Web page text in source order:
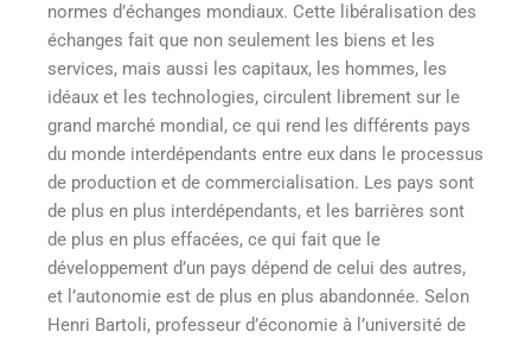
normes d’échanges mondiaux. Cette libéralisation des
échanges fait que non seulement les biens et les
services, mais aussi les capitaux, les hommes, les
idéaux et les technologies, circulent librement sur le
grand marché mondial, ce qui rend les différents pays
du monde interdépendants entre eux dans le processus
de production et de commercialisation. Les pays sont
de plus en plus interdépendants, et les barrières sont
de plus en plus effacées, ce qui fait que le
développement d’un pays dépend de celui des autres,
et l’autonomie est de plus en plus abandonnée. Selon
Henri Bartoli, professeur d’économie à l’université de